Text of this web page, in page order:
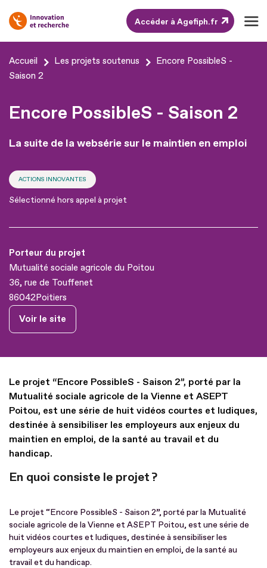
Aller
au
Aller
pied
page
Accéder à Agefiph.fr
Accueil Les projets soutenus
Encore PossibleS -
Saison 2
Encore PossibleS - Saison 2
La suite de la websérie sur le maintien en emploi
ACTIONS INNOVANTES
Sélectionné hors appel à projet
Porteur du projet
Mutualité sociale agricole du Poitou
36, rue de Touffenet
86042Poitiers
Voir le site
Le projet “Encore PossibleS - Saison 2”, porté par la
Mutualité sociale agricole de la Vienne et ASEPT
Poitou, est une série de huit vidéos courtes et ludiques,
destinée à sensibiliser les employeurs aux enjeux du
maintien en emploi, de la santé au travail et du
handicap.
En quoi consiste le projet ?
Le projet “Encore PossibleS - Saison 2”, porté par la Mutualité
sociale agricole de la Vienne et ASEPT Poitou, est une série de
huit vidéos courtes et ludiques, destinée à sensibiliser les
employeurs aux enjeux du maintien en emploi, de la santé au
travail et du handicap.